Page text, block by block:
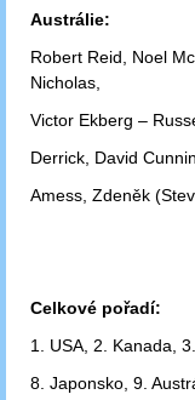
Austrálie:
Robert Reid, Noel
Nicholas,
Victor Ekberg –
Derrick, David
Amess, Zdeněk
Celkové pořadí:
1. USA, 2. Kanada,
8. Japonsko, 9.